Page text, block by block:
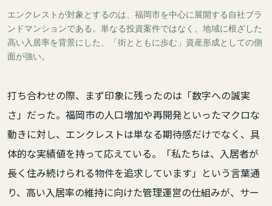
エンクレストが対象とするのは、福岡市を中心に展開する自社ブラ
ンドマンションである。単なる投資案件ではなく、地域に根ざした
高い入居率を背景にした、「街とともに歩む」資産形成としての側
面が強い。
打ち合わせの際、まず印象に残ったのは「数字への誠実
さ」だった。福岡市の人口増加や再開発といったマクロな
動きに対し、エンクレストは単なる期待感だけでなく、具
体的な実績値を持って応えている。「私たちは、入居者が
長く住み続けられる物件を追求しています」という言葉通
り、高い入居率の維持に向けた管理運営の仕組みが、サー